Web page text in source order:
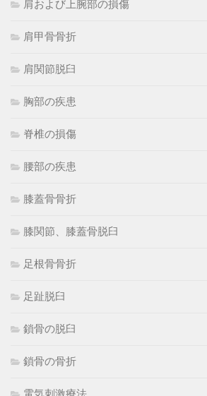
肩および上腕部の損傷
肩甲骨骨折
肩関節脱臼
胸部の疾患
脊椎の損傷
腰部の疾患
膝蓋骨骨折
膝関節、膝蓋骨脱臼
足根骨骨折
足趾脱臼
鎖骨の脱臼
鎖骨の骨折